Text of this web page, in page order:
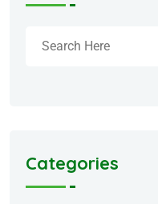
Categories